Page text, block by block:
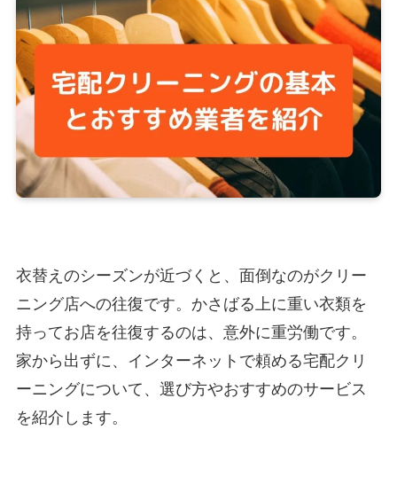
衣替えのシーズンが近づくと、面倒なのがクリー
ニング店への往復です。かさばる上に重い衣類を
持ってお店を往復するのは、意外に重労働です。
家から出ずに、インターネットで頼める宅配クリ
ーニングについて、選び方やおすすめのサービス
を紹介します。